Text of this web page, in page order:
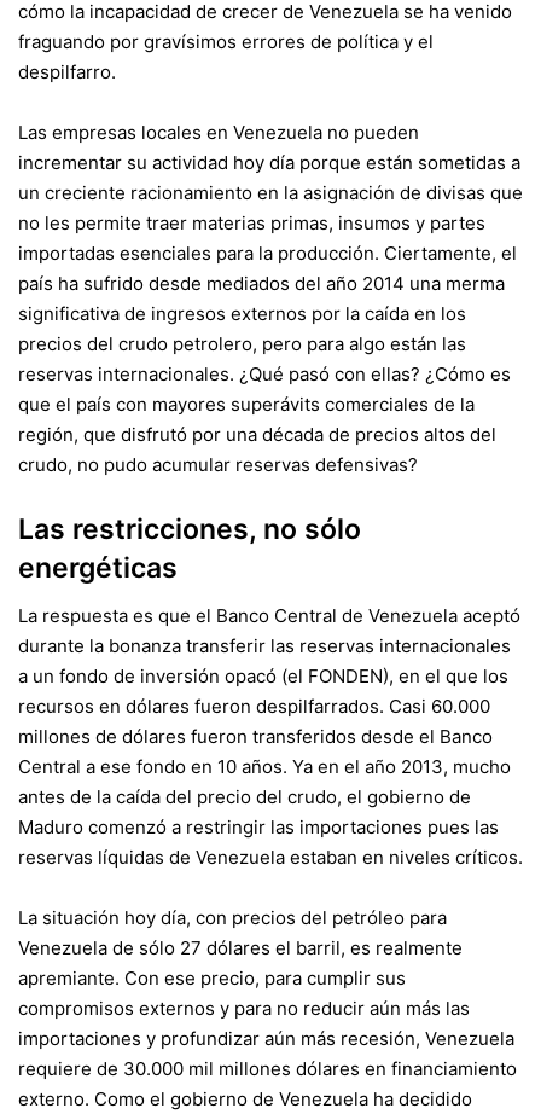
cómo la incapacidad de crecer de Venezuela se ha venido
fraguando por gravísimos errores de política y el
despilfarro.
Las empresas locales en Venezuela no pueden
incrementar su actividad hoy día porque están sometidas a
un creciente racionamiento en la asignación de divisas que
no les permite traer materias primas, insumos y partes
importadas esenciales para la producción. Ciertamente, el
país ha sufrido desde mediados del año 2014 una merma
significativa de ingresos externos por la caída en los
precios del crudo petrolero, pero para algo están las
reservas internacionales. ¿Qué pasó con ellas? ¿Cómo es
que el país con mayores superávits comerciales de la
región, que disfrutó por una década de precios altos del
crudo, no pudo acumular reservas defensivas?
Las restricciones, no sólo
energéticas
La respuesta es que el Banco Central de Venezuela aceptó
durante la bonanza transferir las reservas internacionales
a un fondo de inversión opacó (el FONDEN), en el que los
recursos en dólares fueron despilfarrados. Casi 60.000
millones de dólares fueron transferidos desde el Banco
Central a ese fondo en 10 años. Ya en el año 2013, mucho
antes de la caída del precio del crudo, el gobierno de
Maduro comenzó a restringir las importaciones pues las
reservas líquidas de Venezuela estaban en niveles críticos.
La situación hoy día, con precios del petróleo para
Venezuela de sólo 27 dólares el barril, es realmente
apremiante. Con ese precio, para cumplir sus
compromisos externos y para no reducir aún más las
importaciones y profundizar aún más recesión, Venezuela
requiere de 30.000 mil millones dólares en financiamiento
externo. Como el gobierno de Venezuela ha decidido